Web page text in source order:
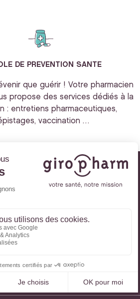
DE PREVENTION SANTE
que guérir ! Votre pharmacien
propose des services dédiés à la
: entretiens pharmaceutiques,
vaccination …
À votre service
Mon Espace Patient